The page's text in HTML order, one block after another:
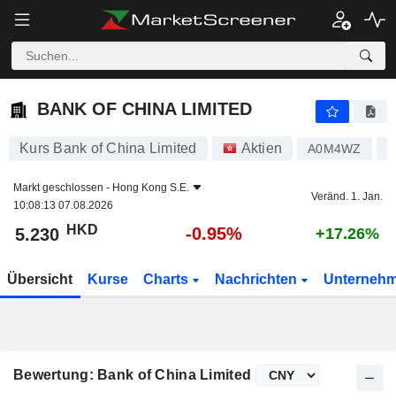
BANK OF CHINA LIMITED
BANK OF CHINA LIMITED
Kurs Bank of China Limited Aktien A0M4WZ
Markt geschlossen - Hong Kong S.E.
10:08:13 07.08.2026
Veränd. 1. Jan.
5.230 HKD -0.95% +17.26%
Übersicht Kurse Charts Nachrichten
Bewertung: Bank of China Limited